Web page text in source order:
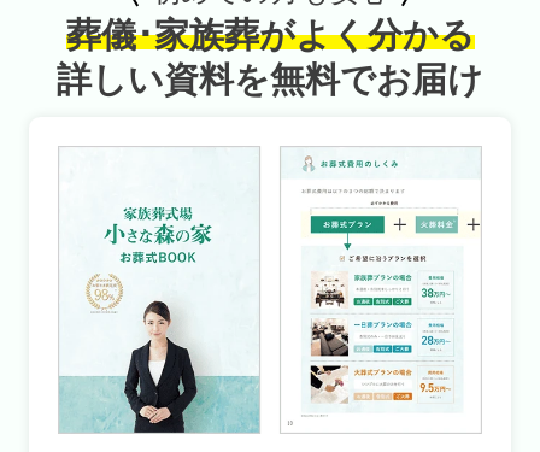
葬儀･家族葬がよく分かる
詳しい資料を無料でお届け